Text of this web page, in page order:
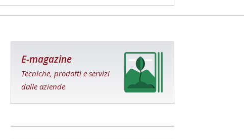
E-magazine
Tecniche, prodotti e servizi
dalle aziende